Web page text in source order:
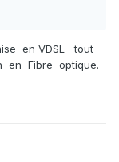
en VDSL tout
en Fibre optique.